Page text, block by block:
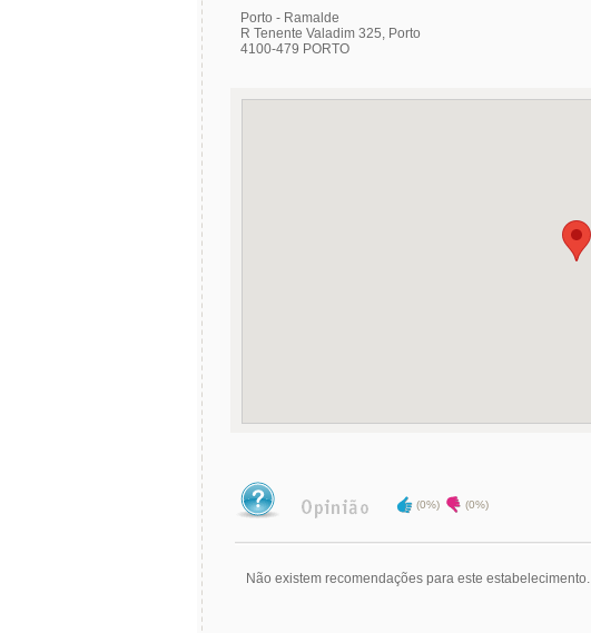
Porto - Ramalde
R Tenente Valadim 325, Porto
4100-479 PORTO
(0%) (0%)
Não existem recomendações para este estabelecimento.